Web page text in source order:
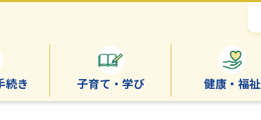
続き 子育て・学び 健康・福祉